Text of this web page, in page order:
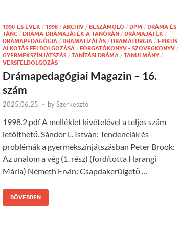
1990-ES ÉVEK / 1998 / ARCHÍV / BESZÁMOLÓ / DPM / DRÁMA ÉS
TÁNC / DRÁMA-DRÁMAJÁTÉK A TANÓRÁN / DRÁMAJÁTÉK /
DRÁMAPEDAGÓGIA / DRAMATIZÁLÁS / DRAMATURGIA / EPIKUS
ALKOTÁS FELDOLGOZÁSA / FORGATÓKÖNYV - SZÖVEGKÖNYV /
GYERMEKSZÍNJÁTSZÁS / TANÍTÁSI DRÁMA / TANULMÁNY /
VERSFELDOLGOZÁS
Drámapedagógiai Magazin – 16.
szám
2025.06.25. - bySzerkeszto
1998.2.pdf A melléklet kivételével a teljes szám
letölthető. Sándor L. István: Tendenciák és
problémák a gyermekszínjátszásban Peter Brook:
Az unalom a vég (1. rész) (fordította Harangi
Mária) Németh Ervin: Csapdakerülgető …
BŐVEBBEN